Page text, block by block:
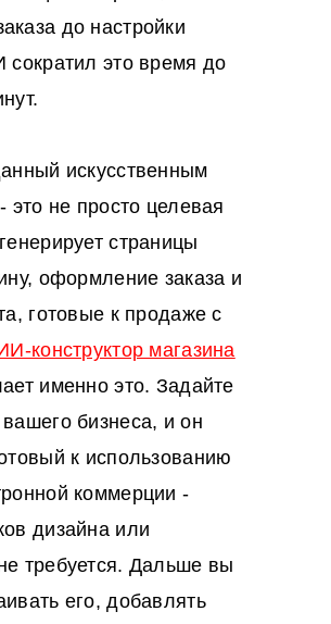
до настройки
сократил это время до
искусственным
это не просто целевая
страницы
оформление заказа и
готовые к продаже с
конструктор магазина
именно это. Задайте
бизнеса, и он
к использованию
коммерции -
дизайна или
требуется. Дальше вы
его, добавлять